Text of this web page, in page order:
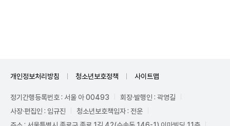
개인정보처리방침 청소년보호정책 사이트맵
정기간행등록번호 : 서울 아 00493
회장·발행인 : 곽영길
사장·편집인 : 임규진
청소년보호책임자 : 전운